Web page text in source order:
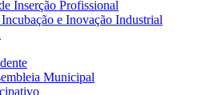
Inserção Profissional
e Inovação Industrial
Municipal